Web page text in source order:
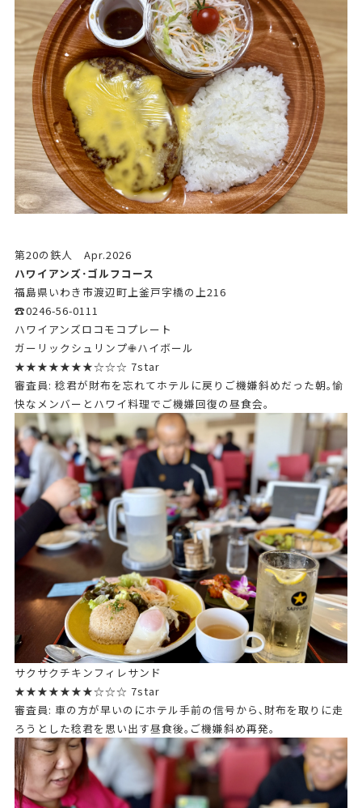
第20の鉄人 Apr.2026
ハワイアンズ･ゴルフコース
福島県いわき市渡辺町上釜戸字橋の上216
☎0246-56-0111
ハワイアンズロコモコプレート
ガーリックシュリンプ✙ハイボール
★★★★★★★☆☆☆ 7star
審査員: 稔君が財布を忘れてホテルに戻りご機嫌斜めだった朝｡愉
快なメンバーとハワイ料理でご機嫌回復の昼食会｡
サクサクチキンフィレサンド
★★★★★★★☆☆☆ 7star
審査員: 車の方が早いのにホテル手前の信号から､財布を取りに走
ろうとした稔君を思い出す昼食後｡ご機嫌斜め再発｡